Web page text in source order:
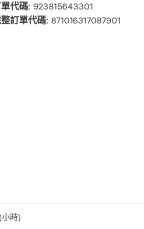
代碼: 923815643301
訂單代碼: 871016317087901
時)